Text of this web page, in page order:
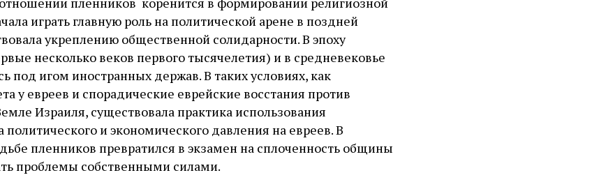
играть главную роль на политической арене в поздней
укреплению общественной солидарности. В эпоху
несколько веков первого тысячелетия) и в средневековье
под игом иностранных держав. В таких условиях, как
у евреев и спорадические еврейские восстания против
Израиля, существовала практика использования
политического и экономического давления на евреев. В
пленников превратился в экзамен на сплоченность общины
проблемы собственными силами.